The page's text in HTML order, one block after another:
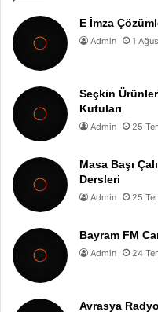
E İmza
Admin 1
Seçkin
Kutuları
Admin 25
Masa Başı
Dersleri
Admin 25
Bayram FM
Admin 24
Avrasya